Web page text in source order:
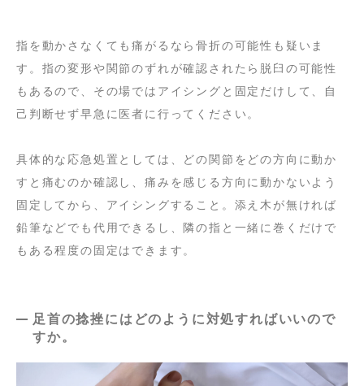
指を動かさなくても痛がるなら骨折の可能性も疑いま
す。指の変形や関節のずれが確認されたら脱臼の可能性
もあるので、その場ではアイシングと固定だけして、自
己判断せず早急に医者に行ってください。
具体的な応急処置としては、どの関節をどの方向に動か
すと痛むのか確認し、痛みを感じる方向に動かないよう
固定してから、アイシングすること。添え木が無ければ
鉛筆などでも代用できるし、隣の指と一緒に巻くだけで
もある程度の固定はできます。
足首の捻挫にはどのように対処すればいいので
すか。